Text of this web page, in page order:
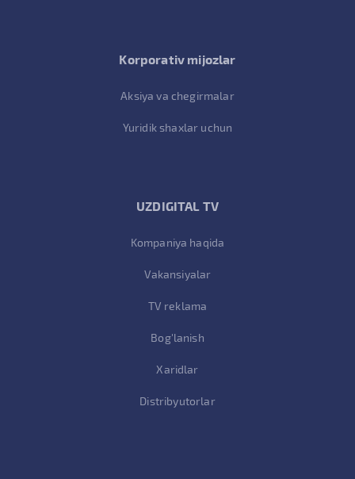
Korporativ mijozlar
Aksiya va chegirmalar
Yuridik shaxlar uchun
UZDIGITAL TV
Kompaniya haqida
Vakansiyalar
TV reklama
Bog'lanish
Xaridlar
Distribyutorlar